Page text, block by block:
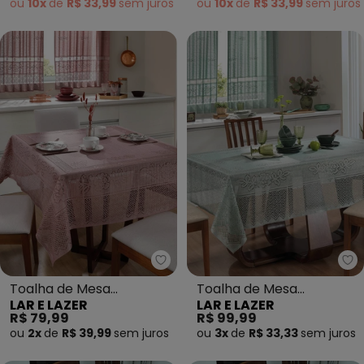
ou 10x de R$ 33,99 sem juros ou 10x de R$ 33,99 sem juros
Lar e Lazer - Toalha de Mesa
Toalha de Mesa
Quadrada Rose 150x150
cm
LAR E LAZER
R$ 79,99
ou 2x de R$ 39,99 sem juros
Toalha de Mesa
Retangular Pistache
150x220 cm
LAR E LAZER
R$ 99,99
ou 3x de R$ 33,33 sem juros